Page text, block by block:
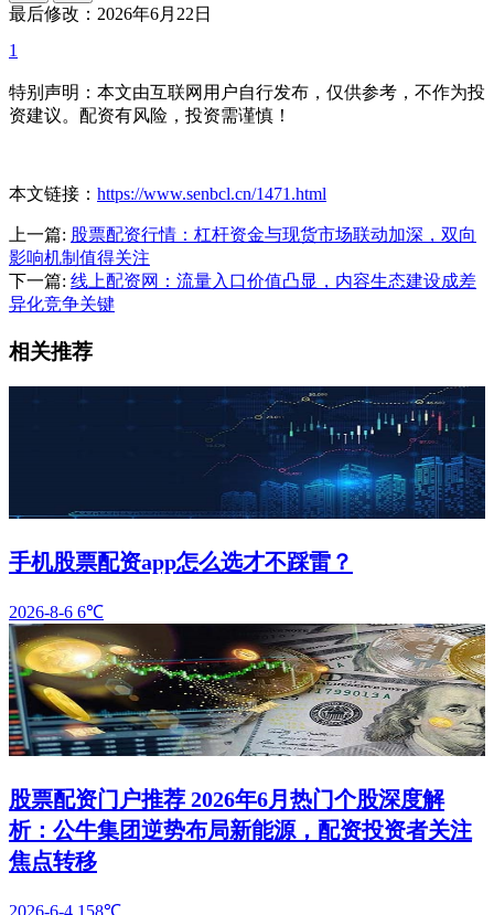
最后修改：2026年6月22日
1
特别声明：本文由互联网用户自行发布，仅供参考，不作为投
资建议。配资有风险，投资需谨慎！
本文链接： https://www.senbcl.cn/1471.html
上一篇: 股票配资行情：杠杆资金与现货市场联动加深，双向
影响机制值得关注
下一篇: 线上配资网：流量入口价值凸显，内容生态建设成差
异化竞争关键
相关推荐
手机股票配资app怎么选才不踩雷？
2026-8-6 6℃
股票配资门户推荐 2026年6月热门个股深度解
析：公牛集团逆势布局新能源，配资投资者关注
焦点转移